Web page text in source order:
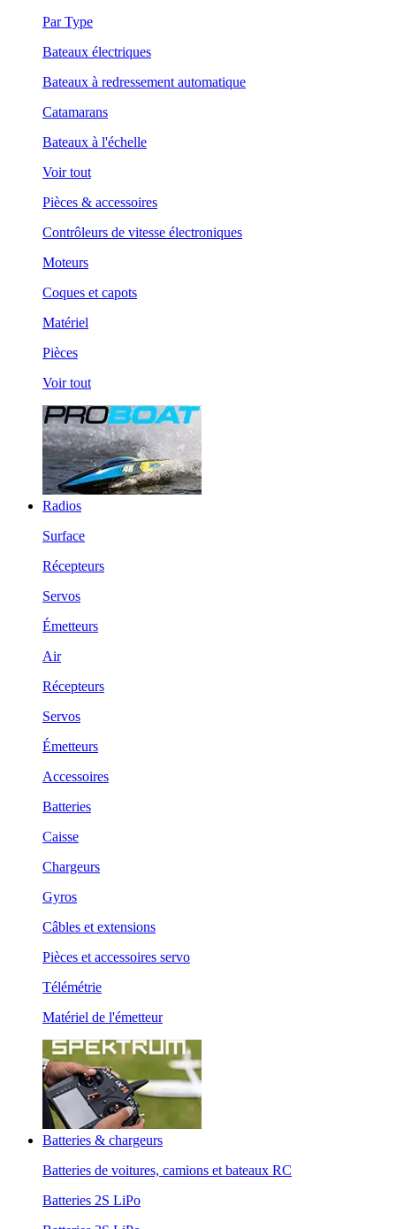
Par Type
Bateaux électriques
Bateaux à redressement automatique
Catamarans
Bateaux à l'échelle
Voir tout
Pièces & accessoires
Contrôleurs de vitesse électroniques
Moteurs
Coques et capots
Matériel
Pièces
Voir tout
Radios
Surface
Récepteurs
Servos
Émetteurs
Air
Récepteurs
Servos
Émetteurs
Accessoires
Batteries
Caisse
Chargeurs
Gyros
Câbles et extensions
Pièces et accessoires servo
Télémétrie
Matériel de l'émetteur
Batteries & chargeurs
Batteries de voitures, camions et bateaux RC
Batteries 2S LiPo